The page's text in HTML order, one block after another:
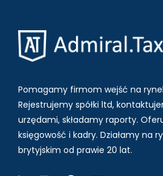
Pomagamy firmom wejść na
Rejestrujemy spółki ltd,
urzędami, składamy raporty.
księgowość i kadry. Działamy na
brytyjskim od prawie 20 lat.